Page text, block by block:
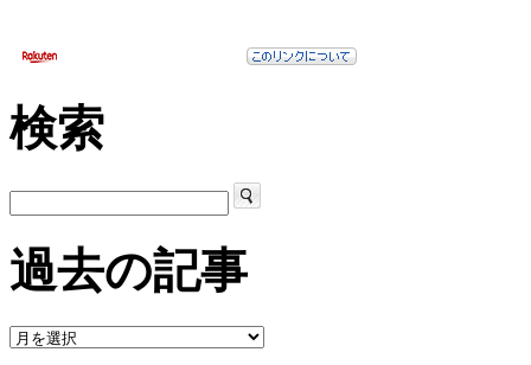
検索
過去の記事